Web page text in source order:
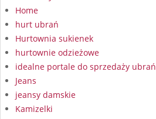
Home
hurt ubrań
Hurtownia sukienek
hurtownie odzieżowe
idealne portale do sprzedaży ubrań
Jeans
jeansy damskie
Kamizelki